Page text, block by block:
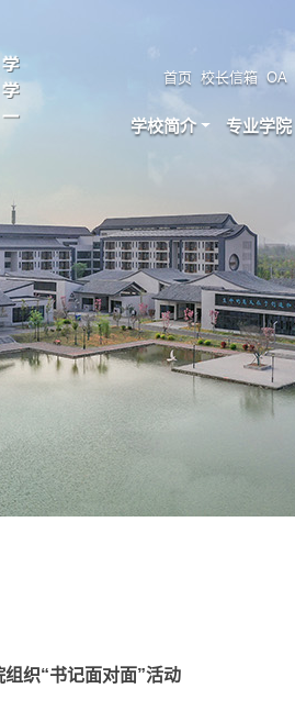
首页 校长信箱 OA
学校简介 专业学院
织“书记面对面”活动